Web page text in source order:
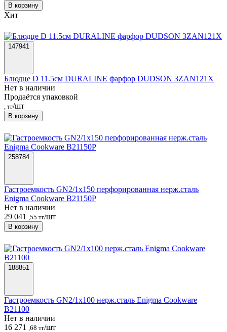
В корзину
Хит
147941
Блюдце D 11.5см DURALINE фарфор DUDSON 3ZAN121X
Нет в наличии
Продаётся упаковкой
, тг/шт
В корзину
258784
Гастроемкость GN2/1х150 перфорированная нерж.сталь
Enigma Cookware B21150P
Нет в наличии
29 041
,55 тг/шт
В корзину
188851
Гастроемкость GN2/1х100 нерж.сталь Enigma Cookware
B21100
Нет в наличии
16 271
,68 тг/шт